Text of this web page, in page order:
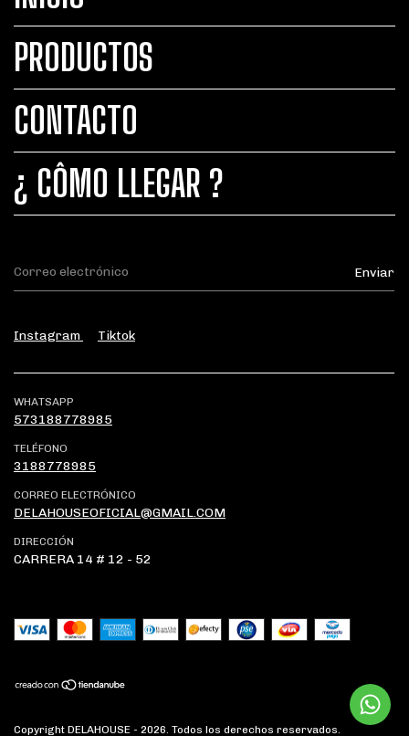
PRODUCTOS
CONTACTO
¿ CÔMO LLEGAR ?
Instagram Tiktok
WHATSAPP
573188778985
TELÉFONO
3188778985
CORREO ELECTRÓNICO
DELAHOUSEOFICIAL@GMAIL.COM
DIRECCIÓN
CARRERA 14 # 12 - 52
Copyright DELAHOUSE - 2026. Todos los derechos reservados.